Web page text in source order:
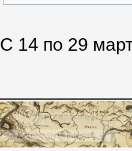
С 14 по 29